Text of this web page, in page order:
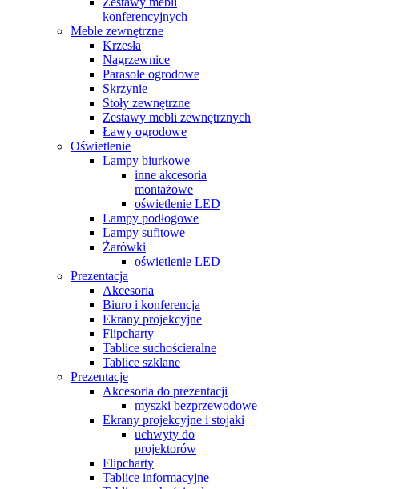
konferencyjnych
Meble zewnętrzne
Krzesła
Nagrzewnice
Parasole ogrodowe
Skrzynie
Stoły zewnętrzne
Zestawy mebli zewnętrznych
Ławy ogrodowe
Oświetlenie
Lampy biurkowe
inne akcesoria
montażowe
oświetlenie LED
Lampy podłogowe
Lampy sufitowe
Żarówki
oświetlenie LED
Prezentacja
Akcesoria
Biuro i konferencja
Ekrany projekcyjne
Flipcharty
Tablice suchościeralne
Tablice szklane
Prezentacje
Akcesoria do prezentacji
myszki bezprzewodowe
Ekrany projekcyjne i stojaki
uchwyty do
projektorów
Flipcharty
Tablice informacyjne